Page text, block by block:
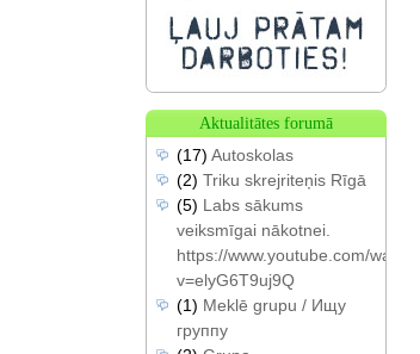
Aktualitātes forumā
(17) Autoskolas
(2) Triku skrejriteņis Rīgā
(5) Labs sākums
veiksmīgai nākotnei.
https://www.youtube.com/watch?
v=elyG6T9uj9Q
(1) Meklē grupu / Ищу
группу